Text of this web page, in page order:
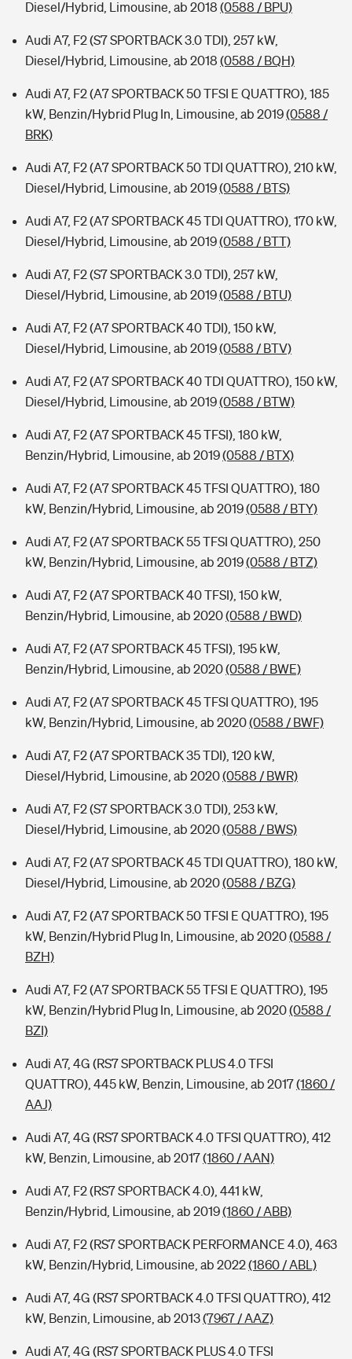
Diesel/Hybrid, Limousine, ab 2018 (0588 / BPU)
Audi A7, F2 (S7 SPORTBACK 3.0 TDI), 257 kW,
Diesel/Hybrid, Limousine, ab 2018 (0588 / BQH)
Audi A7, F2 (A7 SPORTBACK 50 TFSI E QUATTRO), 185
kW, Benzin/Hybrid Plug In, Limousine, ab 2019(0588 /
BRK)
Audi A7, F2 (A7 SPORTBACK 50 TDI QUATTRO), 210 kW,
Diesel/Hybrid, Limousine, ab 2019(0588 / BTS)
Audi A7, F2 (A7 SPORTBACK 45 TDI QUATTRO), 170 kW,
Diesel/Hybrid, Limousine, ab 2019(0588 / BTT)
Audi A7, F2 (S7 SPORTBACK 3.0 TDI), 257 kW,
Diesel/Hybrid, Limousine, ab 2019(0588 / BTU)
Audi A7, F2 (A7 SPORTBACK 40 TDI), 150 kW,
Diesel/Hybrid, Limousine, ab 2019(0588 / BTV)
Audi A7, F2 (A7 SPORTBACK 40 TDI QUATTRO), 150 kW,
Diesel/Hybrid, Limousine, ab 2019(0588 / BTW)
Audi A7, F2 (A7 SPORTBACK 45 TFSI), 180 kW,
Benzin/Hybrid, Limousine, ab 2019(0588 / BTX)
Audi A7, F2 (A7 SPORTBACK 45 TFSI QUATTRO), 180
kW, Benzin/Hybrid, Limousine, ab 2019(0588 / BTY)
Audi A7, F2 (A7 SPORTBACK 55 TFSI QUATTRO), 250
kW, Benzin/Hybrid, Limousine, ab 2019(0588 / BTZ)
Audi A7, F2 (A7 SPORTBACK 40 TFSI), 150 kW,
Benzin/Hybrid, Limousine, ab 2020(0588 / BWD)
Audi A7, F2 (A7 SPORTBACK 45 TFSI), 195 kW,
Benzin/Hybrid, Limousine, ab 2020(0588 / BWE)
Audi A7, F2 (A7 SPORTBACK 45 TFSI QUATTRO), 195
kW, Benzin/Hybrid, Limousine, ab 2020(0588 / BWF)
Audi A7, F2 (A7 SPORTBACK 35 TDI), 120 kW,
Diesel/Hybrid, Limousine, ab 2020(0588 / BWR)
Audi A7, F2 (S7 SPORTBACK 3.0 TDI), 253 kW,
Diesel/Hybrid, Limousine, ab 2020(0588 / BWS)
Audi A7, F2 (A7 SPORTBACK 45 TDI QUATTRO), 180 kW,
Diesel/Hybrid, Limousine, ab 2020(0588 / BZG)
Audi A7, F2 (A7 SPORTBACK 50 TFSI E QUATTRO), 195
kW, Benzin/Hybrid Plug In, Limousine, ab 2020(0588 /
BZH)
Audi A7, F2 (A7 SPORTBACK 55 TFSI E QUATTRO), 195
kW, Benzin/Hybrid Plug In, Limousine, ab 2020(0588 /
BZI)
Audi A7, 4G (RS7 SPORTBACK PLUS 4.0 TFSI
QUATTRO), 445 kW, Benzin, Limousine, ab 2017(1860 /
AAJ)
Audi A7, 4G (RS7 SPORTBACK 4.0 TFSI QUATTRO), 412
kW, Benzin, Limousine, ab 2017(1860 / AAN)
Audi A7, F2 (RS7 SPORTBACK 4.0), 441 kW,
Benzin/Hybrid, Limousine, ab 2019(1860 / ABB)
Audi A7, F2 (RS7 SPORTBACK PERFORMANCE 4.0), 463
kW, Benzin/Hybrid, Limousine, ab 2022(1860 / ABL)
Audi A7, 4G (RS7 SPORTBACK 4.0 TFSI QUATTRO), 412
kW, Benzin, Limousine, ab 2013(7967 / AAZ)
Audi A7, 4G (RS7 SPORTBACK PLUS 4.0 TFSI